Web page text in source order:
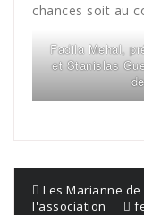
chances soit au
Fadila Mehal,
et Stanislas
Les Marianne
l'association